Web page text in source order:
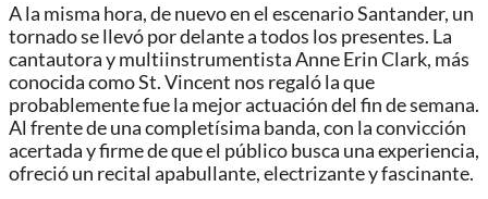
A la misma hora, de nuevo en el escenario Santander, un
tornado se llevó por delante a todos los presentes. La
cantautora y multiinstrumentista Anne Erin Clark, más
conocida como St. Vincent nos regaló la que
probablemente fue la mejor actuación del fin de semana.
Al frente de una completísima banda, con la convicción
acertada y firme de que el público busca una experiencia,
ofreció un recital apabullante, electrizante y fascinante.